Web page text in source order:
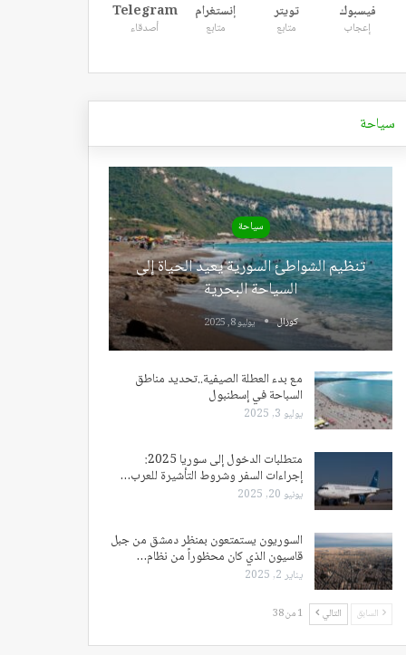
فيسبوك
إعجاب
تويتر
متابع
إنستغرام
متابع
Telegram
أصدقاء
سياحة
سياحة
تنظيم الشواطئ السورية يعيد الحياة إلى
السياحة البحرية
كوزال يوليو 8, 2025
مع بدء العطلة الصيفية..تحديد مناطق
السباحة في إسطنبول
يوليو 3, 2025
متطلبات الدخول إلى سوريا 2025:
إجراءات السفر وشروط التأشيرة للعرب…
يونيو 20, 2025
السوريون يستمتعون بمنظر دمشق من جبل
قاسيون الذي كان محظوراً من نظام…
يناير 2, 2025
السابق التالي 1 من 38